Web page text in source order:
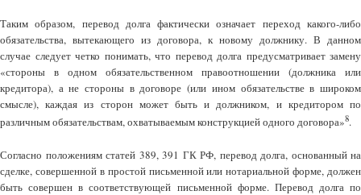
Таким образом, перевод долга фактически означает переход какого-либо
обязательства, вытекающего из договора, к новому должнику. В данном
случае следует четко понимать, что перевод долга предусматривает замену
«стороны в одном обязательственном правоотношении (должника или
кредитора), а не стороны в договоре (или ином обязательстве в широком
смысле), каждая из сторон может быть и должником, и кредитором по
различным обязательствам, охватываемым конструкцией одного договора»8.
Согласно положениям статей 389, 391 ГК РФ, перевод долга, основанный на
сделке, совершенной в простой письменной или нотариальной форме, должен
быть совершен в соответствующей письменной форме. Перевод долга по